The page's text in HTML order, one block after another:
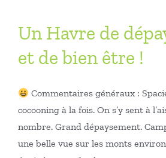
Un Havre de
et de bien être !
Commentaires généraux :
cocooning à la fois. On s’y sent à
nombre. Grand dépaysement.
une belle vue sur les monts